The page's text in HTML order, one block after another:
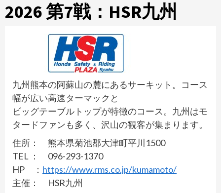
2026 第7戦：HSR九州
九州熊本の阿蘇山の麓にあるサーキット。コース
幅が広い高速ターマックと
ビッグテーブルトップが特徴のコース。九州はモ
タードファンも多く、沢山の観客が集まります。
住所： 熊本県菊池郡大津町平川1500
TEL ： 096-293-1370
HP ： https://www.rms.co.jp/kumamoto/
主催： HSR九州